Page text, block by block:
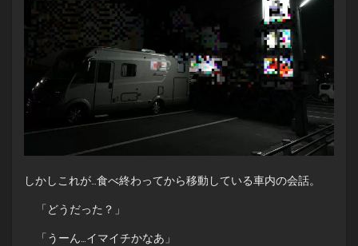
しかしこれが…食べ終わってから移動している車内の会話。
「どうだった？」
「うーん…イマイチかなあ」